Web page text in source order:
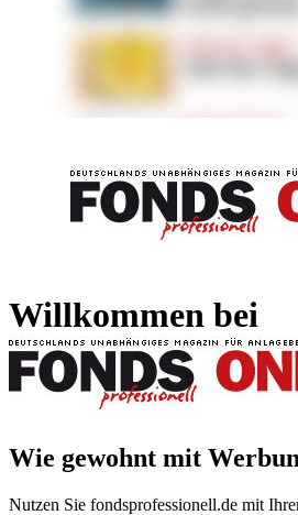
Willkommen bei
Wie gewohnt mit
Nutzen Sie fondsprofessionell.de mit